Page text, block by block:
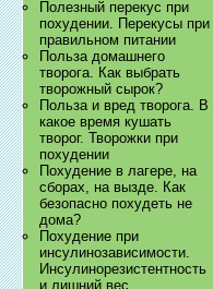
Полезный перекус при
похудении. Перекусы при
правильном питании
Польза домашнего
творога. Как выбрать
творожный сырок?
Польза и вред творога. В
какое время кушать
творог. Творожки при
похудении
Похудение в лагере, на
сборах, на вызде. Как
безопасно похудеть не
дома?
Похудение при
инсулинозависимости.
Инсулинорезистентность
и лишний вес